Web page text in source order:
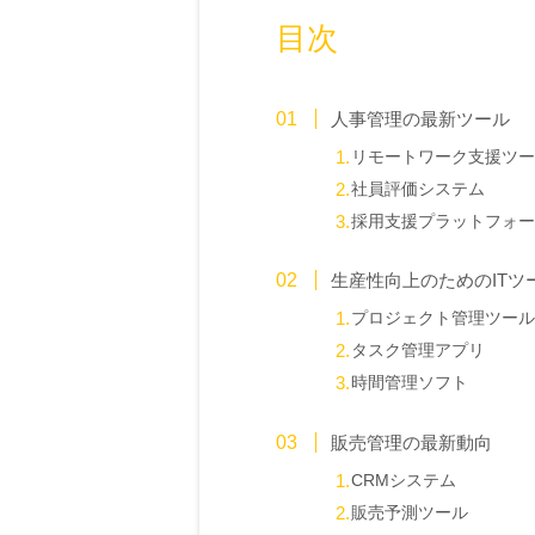
目次
人事管理の最新ツール
リモートワーク支援ツ
社員評価システム
採用支援プラットフォ
生産性向上のためのITツ
プロジェクト管理ツール
タスク管理アプリ
時間管理ソフト
販売管理の最新動向
CRMシステム
販売予測ツール